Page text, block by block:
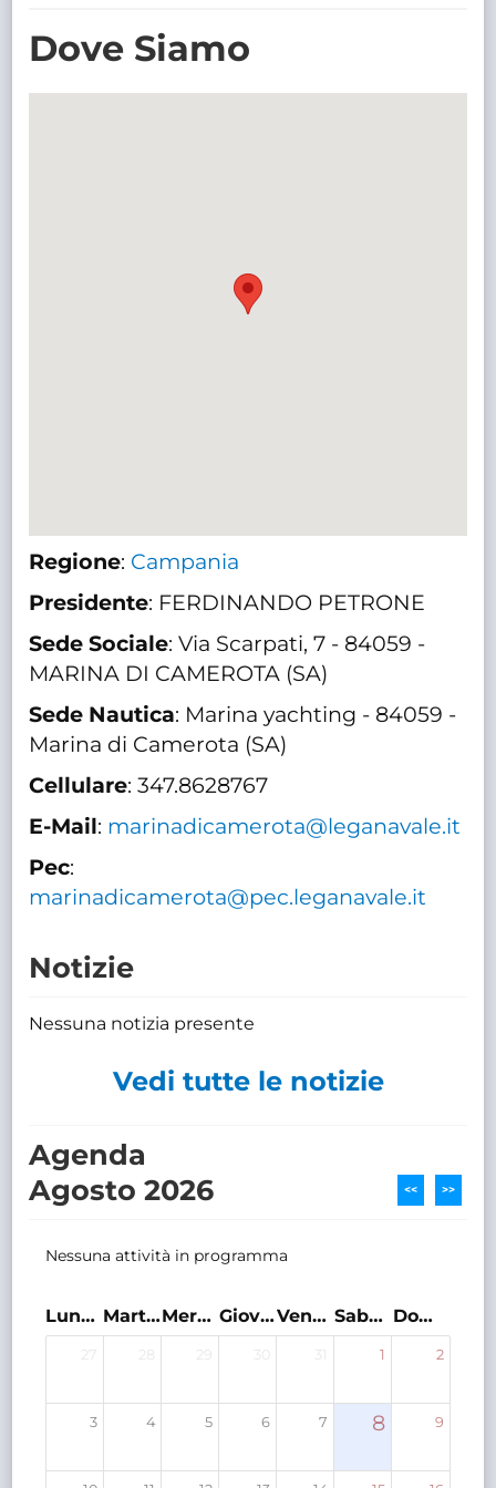
Dove Siamo
Regione: Campania
Presidente: FERDINANDO PETRONE
Sede Sociale: Via Scarpati, 7 - 84059 -
MARINA DI CAMEROTA (SA)
Sede Nautica: Marina yachting - 84059 -
Marina di Camerota (SA)
Cellulare: 347.8628767
E-Mail: marinadicamerota@leganavale.it
Pec:
marinadicamerota@pec.leganavale.it
Notizie
Nessuna notizia presente
Vedi tutte le notizie
Agenda
Agosto 2026
>>
<<
Nessuna attività in programma
Lunedì Martedì Mercoledì Giovedì Venerdì Sabato Domenica
27 28 29 30 31 1 2
3 4 5 6 7 8 9